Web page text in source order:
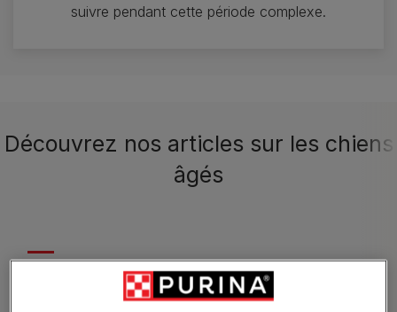
suivre pendant cette période complexe.
Découvrez nos articles sur les chiens
âgés